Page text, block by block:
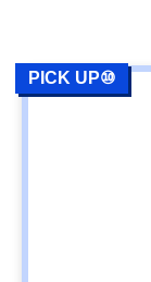
PICK UP⑩